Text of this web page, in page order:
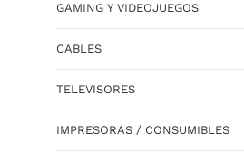
GAMING Y VIDEOJUEGOS
CABLES
TELEVISORES
IMPRESORAS / CONSUMIBLES